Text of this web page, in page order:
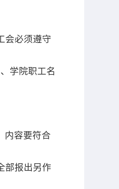
会必须遵守
学院职工名
内容要符合
部报出另作